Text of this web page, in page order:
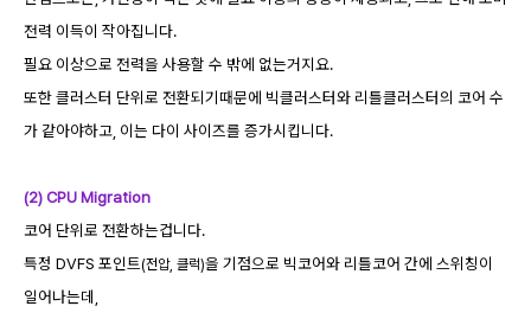
전력 이득이 작아집니다.
필요 이상으로 전력을 사용할 수 밖에 없는거지요.
또한 클러스터 단위로 전환되기때문에 빅클러스터와 리틀클러스터의 코어 수
가 같아야하고, 이는 다이 사이즈를 증가시킵니다.
(2) CPU Migration
코어 단위로 전환하는겁니다.
특정 DVFS 포인트(전압, 클럭)을 기점으로 빅코어와 리틀코어 간에 스위칭이
일어나는데,